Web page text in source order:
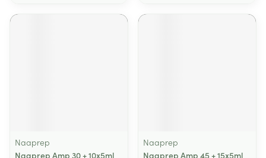
Naaprep
Naaprep Amp 30 + 10x5ml
Naaprep
Naaprep Amp 45 + 15x5ml